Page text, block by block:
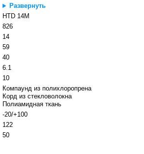
Развернуть
HTD 14M
826
14
59
40
6.1
10
Компаунд из полихлоропрена
Корд из стекловолокна
Полиамидная ткань
-20/+100
122
50